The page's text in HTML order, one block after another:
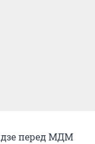
перед МДМ